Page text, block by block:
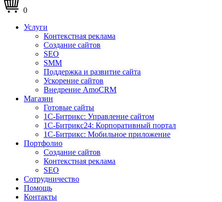
0
Услуги
Контекстная реклама
Создание сайтов
SEO
SMM
Поддержка и развитие сайта
Ускорение сайтов
Внедрение AmoCRM
Магазин
Готовые сайты
1С-Битрикс: Управление сайтом
1С-Битрикс24: Корпоративный портал
1С-Битрикс: Мобильное приложение
Портфолио
Создание сайтов
Контекстная реклама
SEO
Сотрудничество
Помощь
Контакты